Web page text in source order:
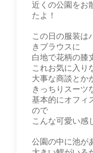
近くの公園をお
たよ！
この日の服装は
きブラウスに
白地で花柄の膝
これお気に入り
大事な商談とか
きっちりスーツ
基本的にオフィ
ので
こんな可愛い感
公園の中に池が